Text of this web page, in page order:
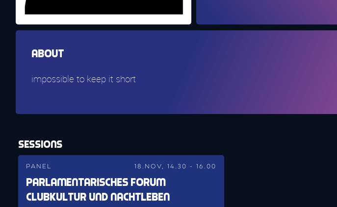
About
impossible to keep it short
Sessions
Panel 18.Nov, 14.30 - 16.00
Parlamentarisches Forum
Clubkultur und Nachtleben